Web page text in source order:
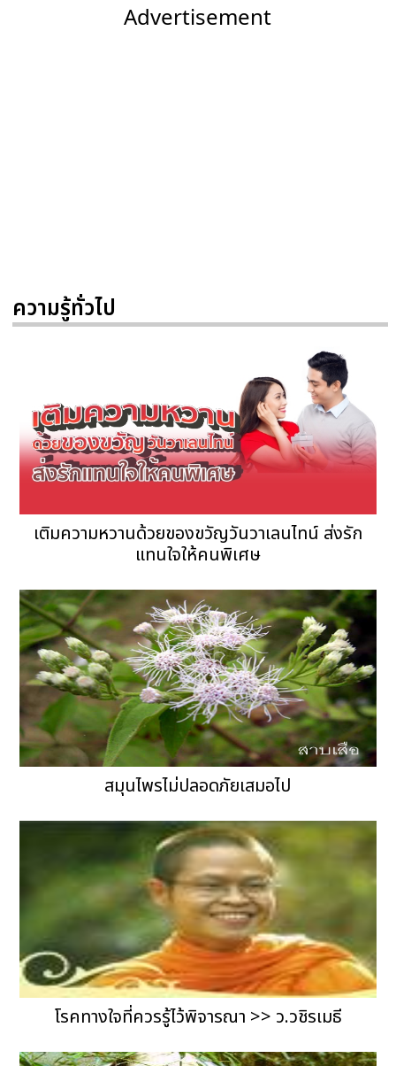
Advertisement
ความรู้ทั่วไป
เติมความหวานด้วยของขวัญวันวาเลนไทน์ ส่งรัก
แทนใจให้คนพิเศษ
สมุนไพรไม่ปลอดภัยเสมอไป
โรคทางใจที่ควรรู้ไว้พิจารณา >> ว.วชิรเมธี